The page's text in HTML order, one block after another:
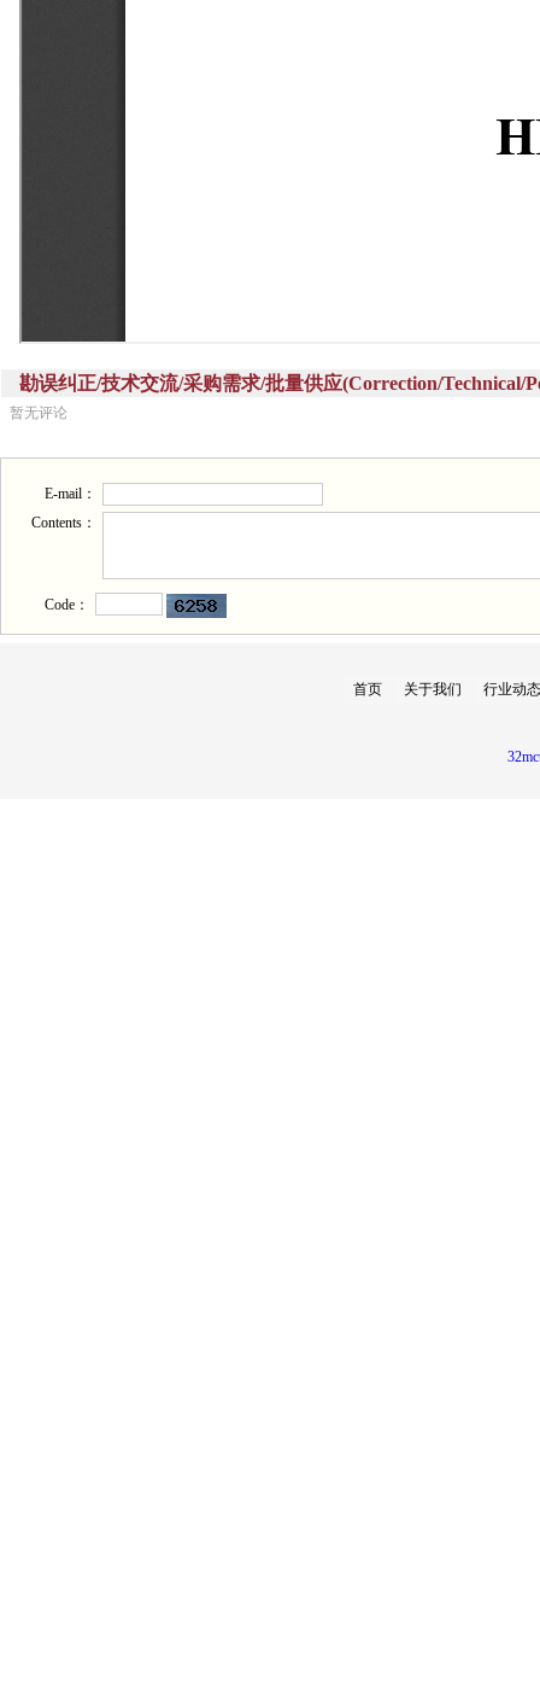
勘误纠正/技术交流/采购需求/批量供应(Correction/Technical/
暂无评论
E-mail：
Contents：
Code：
首页 关于我们 行业动态